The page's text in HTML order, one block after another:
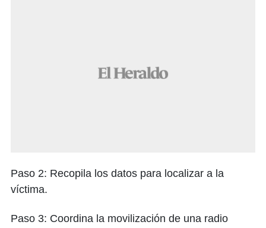
Paso 2: Recopila los datos para localizar a la
víctima.
Paso 3: Coordina la movilización de una radio